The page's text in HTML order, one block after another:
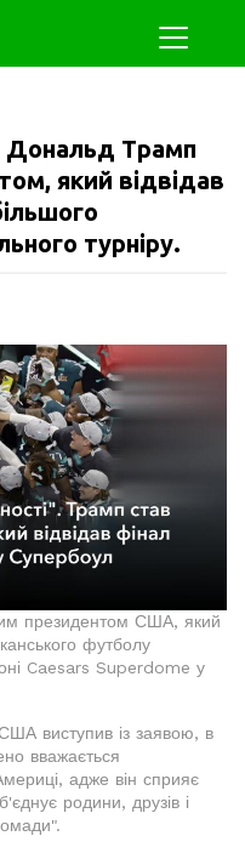
Дональд Трамп
який відвідав
турніру.
президентом США, який
футболу
Caesars Superdome у
виступив із заявою, в
вважається
адже він сприяє
родини, друзів і